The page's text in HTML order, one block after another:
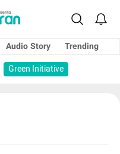
Audio Story
Trending
Green Initiative